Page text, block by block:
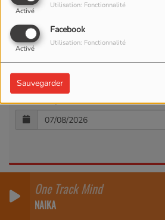
Activé
Utilisation: Fonctionnalité
Facebook
Activé
Utilisation: Fonctionnalité
Sauvegarder
One Track Mind
NAIKA
Recherche par date